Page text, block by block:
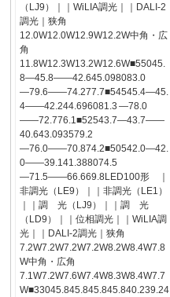
（LJ9）｜｜WiLIA調光｜｜DALI-2
調光｜狭角
12.0W12.0W12.9W12.2W中角・広
角
11.8W12.3W13.2W12.6W■55045.
8―45.8――42.645.098083.0
―79.6――74.277.7■54545.4―45.
4――42.244.696081.3 ―78.0
――72.776.1■52543.7―43.7――
40.643.093579.2
―76.0――70.874.2■50542.0―42.
0――39.141.388074.5
―71.5――66.669.8LED100形 ｜
非調光（LE9）｜｜非調光（LE1）
｜｜調 光（LJ9）｜｜調 光
（LD9）｜｜位相調光｜｜WiLIA調
光｜｜DALI-2調光｜狭角
7.2W7.2W7.2W7.2W8.2W8.4W7.8
W中角・広角
7.1W7.2W7.6W7.4W8.3W8.4W7.7
W■33045.845.845.845.840.239.24